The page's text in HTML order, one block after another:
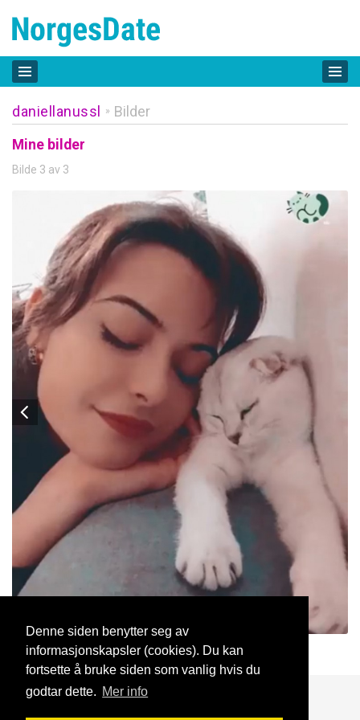
Denne siden benytter seg av
informasjonskapsler (cookies). Du kan
fortsette å bruke siden som vanlig hvis du
godtar dette. Mer info
daniellanussl » Bilder
Mine bilder
Bilde 3 av 3
daniellanussl 25 Jan, 2025
Blogg Support Kontakt oss